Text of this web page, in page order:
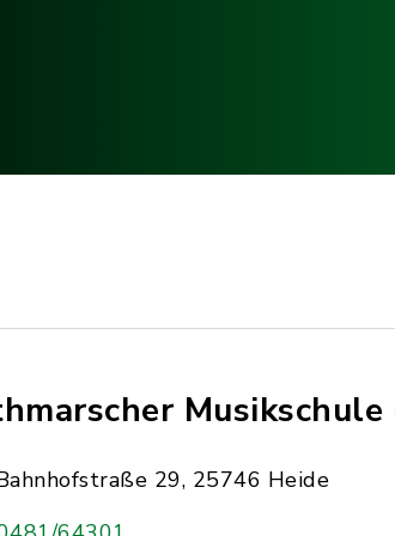
Musikschule
29, 25746 Heide